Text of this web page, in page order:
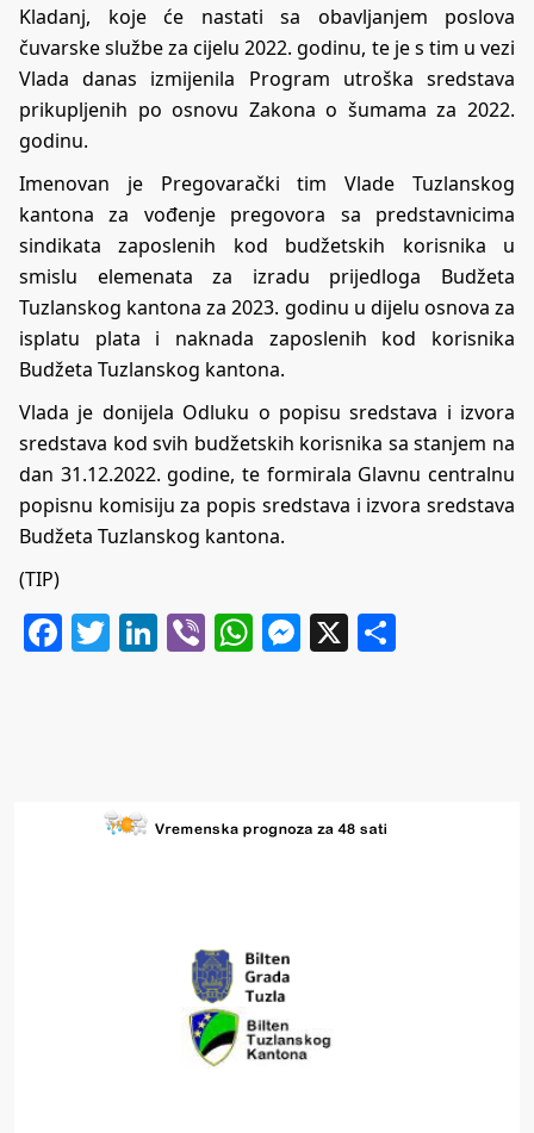
Kladanj, koje će nastati sa obavljanjem poslova
čuvarske službe za cijelu 2022. godinu, te je s tim u vezi
Vlada danas izmijenila Program utroška sredstava
prikupljenih po osnovu Zakona o šumama za 2022.
godinu.
Imenovan je Pregovarački tim Vlade Tuzlanskog
kantona za vođenje pregovora sa predstavnicima
sindikata zaposlenih kod budžetskih korisnika u
smislu elemenata za izradu prijedloga Budžeta
Tuzlanskog kantona za 2023. godinu u dijelu osnova za
isplatu plata i naknada zaposlenih kod korisnika
Budžeta Tuzlanskog kantona.
Vlada je donijela Odluku o popisu sredstava i izvora
sredstava kod svih budžetskih korisnika sa stanjem na
dan 31.12.2022. godine, te formirala Glavnu centralnu
popisnu komisiju za popis sredstava i izvora sredstava
Budžeta Tuzlanskog kantona.
(TIP)
Facebook
Twitter
LinkedIn
ViberWhatsApp
Messenger
X